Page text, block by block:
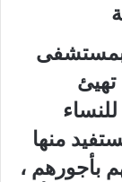
بمستشفى
تهيئ
منها
بأجورهم ،